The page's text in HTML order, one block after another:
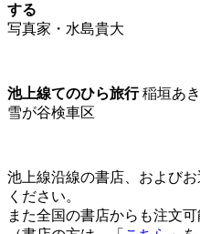
する
写真家・水島貴大
池上線てのひら旅行稲垣あ
雪が谷検車区
池上線沿線の書店、および
ください。
また全国の書店からも注文可